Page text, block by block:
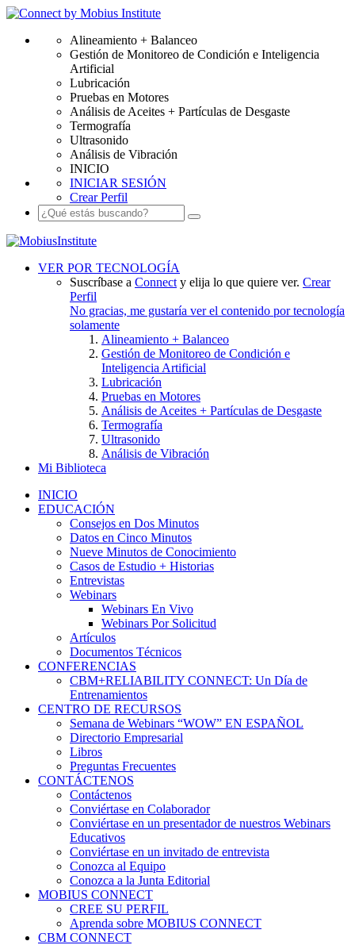
Alineamiento + Balanceo
Gestión de Monitoreo de Condición e Inteligencia
Artificial
Lubricación
Pruebas en Motores
Análisis de Aceites + Partículas de Desgaste
Termografía
Ultrasonido
Análisis de Vibración
INICIO
INICIAR SESIÓN
Crear Perfil
VER POR TECNOLOGÍA
Suscríbase a Connect y elija lo que quiere ver. Crear
Perfil
No gracias, me gustaría ver el contenido por tecnología
solamente
Alineamiento + Balanceo
Gestión de Monitoreo de Condición e
Inteligencia Artificial
Lubricación
Pruebas en Motores
Análisis de Aceites + Partículas de Desgaste
Termografía
Ultrasonido
Análisis de Vibración
Mi Biblioteca
INICIO
EDUCACIÓN
Consejos en Dos Minutos
Datos en Cinco Minutos
Nueve Minutos de Conocimiento
Casos de Estudio + Historias
Entrevistas
Webinars
Webinars En Vivo
Webinars Por Solicitud
Artículos
Documentos Técnicos
CONFERENCIAS
CBM+RELIABILITY CONNECT: Un Día de
Entrenamientos
CENTRO DE RECURSOS
Semana de Webinars “WOW” EN ESPAÑOL
Directorio Empresarial
Libros
Preguntas Frecuentes
CONTÁCTENOS
Contáctenos
Conviértase en Colaborador
Conviértase en un presentador de nuestros Webinars
Educativos
Conviértase en un invitado de entrevista
Conozca al Equipo
Conozca a la Junta Editorial
MOBIUS CONNECT
CREE SU PERFIL
Aprenda sobre MOBIUS CONNECT
CBM CONNECT